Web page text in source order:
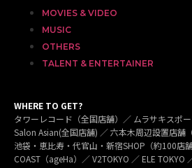
MOVIES & VIDEO
MUSIC
OTHERS
TALENT & ENTERTAINER
WHERE TO GET?
タワーレコード（全国店舗）／ ムラサキスポ
Salon Asian(全国店舗) ／ 六本木周辺設置店舗
池袋・恵比寿・代官山・新宿SHOP（約100店
COAST（ageHa）／ V2TOKYO ／ ELE TOKYO